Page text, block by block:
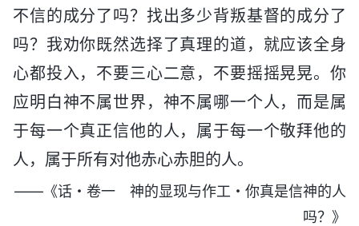
不信的成分了吗？找出多少背叛基督的成分了
吗？我劝你既然选择了真理的道，就应该全身
心都投入，不要三心二意，不要摇摇晃晃。你
应明白神不属世界，神不属哪一个人，而是属
于每一个真正信他的人，属于每一个敬拜他的
人，属于所有对他赤心赤胆的人。
——《话・卷一 神的显现与作工・你真是信神的人
吗？》